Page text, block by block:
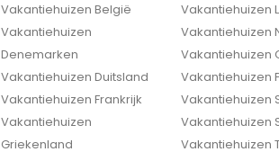
Vakantiehuizen België
Vakantiehuizen
Denemarken
Vakantiehuizen Duitsland
Vakantiehuizen Frankrijk
Vakantiehuizen
Griekenland
Vakantiehuizen
Vakantiehuizen
Vakantiehuizen
Vakantiehuizen
Vakantiehuizen
Vakantiehuizen
Vakantiehuizen